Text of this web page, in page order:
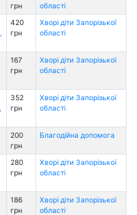
грн
області
420
грн
Хворі діти Запорізької
області
167
грн
Хворі діти Запорізької
області
352
грн
Хворі діти Запорізької
області
200
грн
Благодійна допомога
280
грн
Хворі діти Запорізької
області
186
грн
Хворі діти Запорізької
області